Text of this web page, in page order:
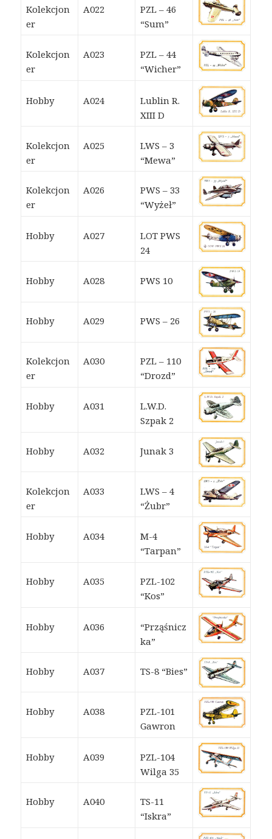
Kolekcjon
er
A022
PZL – 46
“Sum”
Kolekcjon
er
A023
PZL – 44
“Wicher”
Hobby A024
Lublin R.
XIII D
Kolekcjon
er
A025
LWS – 3
“Mewa”
Kolekcjon
er
A026
PWS – 33
“Wyżeł”
Hobby A027
LOT PWS
24
Hobby A028 PWS 10
Hobby A029 PWS – 26
Kolekcjon
er
A030
PZL – 110
“Drozd”
Hobby A031
L.W.D.
Szpak 2
Hobby A032 Junak 3
Kolekcjon
er
A033
LWS – 4
“Żubr”
Hobby A034
M-4
“Tarpan”
Hobby A035
PZL-102
“Kos”
Hobby A036
“Prząśnicz
ka”
Hobby A037 TS-8 “Bies”
Hobby A038
PZL-101
Gawron
Hobby A039
PZL-104
Wilga 35
Hobby A040
TS-11
“Iskra”